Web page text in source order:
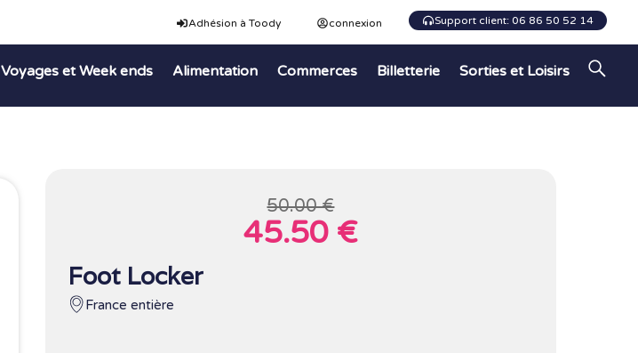
Adhésion à Toody connexion Support client: 06 86 50 52 14
Voyages et Week ends Alimentation Commerces Billetterie Sorties et Loisirs
50.00 €
45.50 €
Foot Locker
France entière